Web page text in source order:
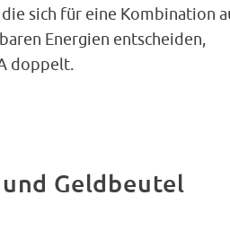
sich für eine Kombination
Energien entscheiden,
doppelt.
Geldbeutel